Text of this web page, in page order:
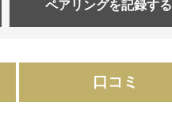
ペアリングを記録する
口コミ